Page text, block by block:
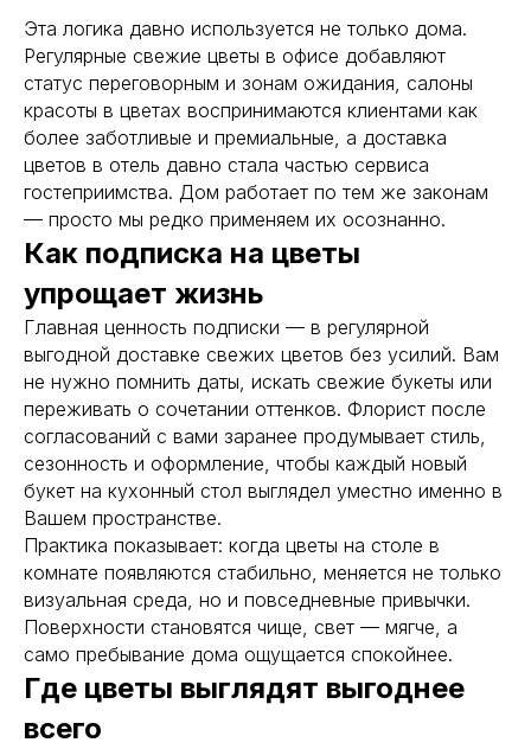
Эта логика давно используется не только дома.
Регулярные свежие цветы в офисе добавляют
статус переговорным и зонам ожидания, салоны
красоты в цветах воспринимаются клиентами как
более заботливые и премиальные, а доставка
цветов в отель давно стала частью сервиса
гостеприимства. Дом работает по тем же законам
— просто мы редко применяем их осознанно.
Как подписка на цветы
упрощает жизнь
Главная ценность подписки — в регулярной
выгодной доставке свежих цветов без усилий. Вам
не нужно помнить даты, искать свежие букеты или
переживать о сочетании оттенков. Флорист после
согласований с вами заранее продумывает стиль,
сезонность и оформление, чтобы каждый новый
букет на кухонный стол выглядел уместно именно в
Вашем пространстве.
Практика показывает: когда цветы на столе в
комнате появляются стабильно, меняется не только
визуальная среда, но и повседневные привычки.
Поверхности становятся чище, свет — мягче, а
само пребывание дома ощущается спокойнее.
Где цветы выглядят выгоднее
всего